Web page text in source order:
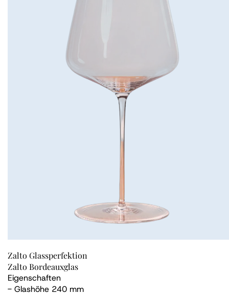
Zalto Glassperfektion
Zalto Bordeauxglas
Eigenschaften
- Glashöhe 240 mm